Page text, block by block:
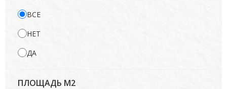
ВСЕ
НЕТ
ДА
ПЛОЩАДЬ М2